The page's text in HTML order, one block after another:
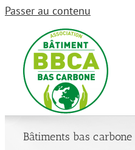
Passer au contenu
Bâtiments bas carbone